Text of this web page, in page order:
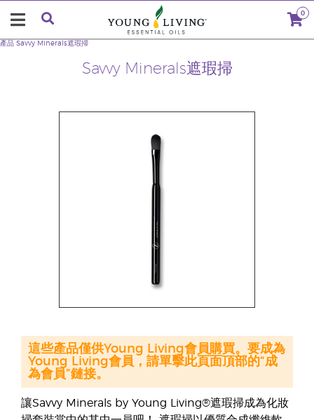
0
Savvy Minerals遮瑕掃
產品 Savvy Minerals遮瑕掃
讓Savvy Minerals by Young Living®遮瑕掃成為化妝
這些產品僅供Young Living會員購買。要成為
Young Living會員，請單擊此頁面頂部的“成
為會員”鏈接。